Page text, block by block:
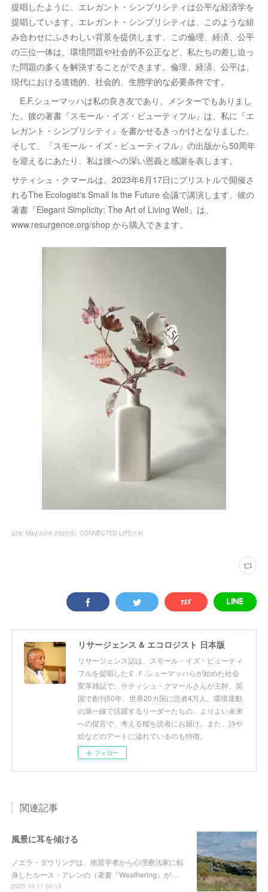
提唱したように、エレガント・シンプリシティは公平な経済学を
提唱しています。エレガント・シンプリシティは、このような組
み合わせにふさわしい背景を提供します。この倫理、経済、公平
の三位一体は、環境問題や社会的不公正など、私たちの差し迫っ
た問題の多くを解決することができます。倫理、経済、公平は、
現代における道徳的、社会的、生態学的な必要条件です。
E.F.シューマッハは私の良き友であり、メンターでもありまし
た。彼の著書『スモール・イズ・ビューティフル』は、私に『エ
レガント・シンプリシティ』を書かせるきっかけとなりました。
そして、『スモール・イズ・ビューティフル』の出版から50周年
を迎えるにあたり、私は彼への深い恩義と感謝を表します。
サティシュ・クマールは、2023年6月17日にブリストルで開催さ
れるThe Ecologist's Small Is the Future 会議で講演します。彼の
著書『Elegant Simplicity: The Art of Living Well』は、
www.resurgence.org/shop から購入できます。
338: May/June 2023(5) CONNECTED LIFE(14)
リサージェンス & エコロジスト 日本版
リサージェンス誌は、スモール・イズ・ビューティ
フルを提唱したＥ.Ｆ.シューマッハらが始めた社会
変革雑誌で、サティシュ・クマールさんが主幹。英
国で創刊50年、世界20カ国に読者4万人。環境運動
の第一線で活躍するリーダーたちの、よりよい未来
への提言で、考える糧を読者にお届け。また、詩や
絵などのアートに溢れているのも特徴。
フォロー
関連記事
風景に耳を傾ける
ノエラ・ダウリングは、地質学者から心理療法家に転
身したルース・アレンの（著書『Weathering』が…
2025.10.11 00:13